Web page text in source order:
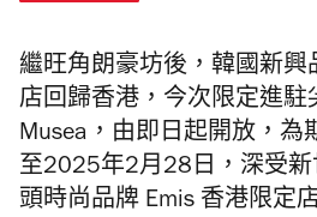
繼旺角朗豪坊後，韓國新興
店回歸香港，今次限定進駐
Musea，由即日起開放，為
至2025年2月28日，深受
頭時尚品牌 Emis 香港限定